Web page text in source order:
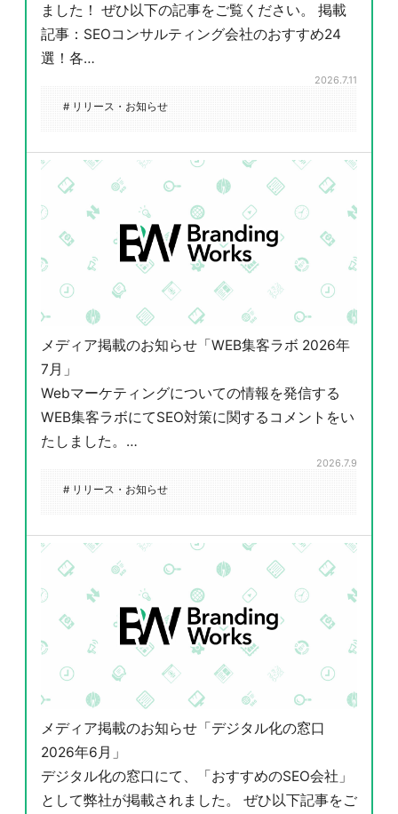
ました！ ぜひ以下の記事をご覧ください。 掲載
記事：SEOコンサルティング会社のおすすめ24
選！各…
2026.7.11
# リリース・お知らせ
メディア掲載のお知らせ「WEB集客ラボ 2026年
7月」
Webマーケティングについての情報を発信する
WEB集客ラボにてSEO対策に関するコメントをい
たしました。…
2026.7.9
# リリース・お知らせ
メディア掲載のお知らせ「デジタル化の窓口
2026年6月」
デジタル化の窓口にて、「おすすめのSEO会社」
として弊社が掲載されました。 ぜひ以下記事をご